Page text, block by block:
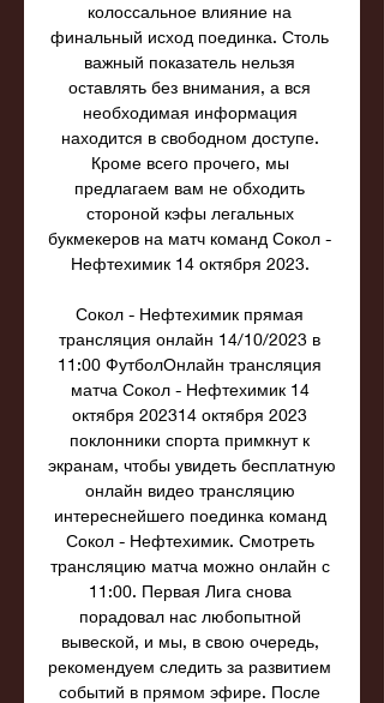
колоссальное влияние на
финальный исход поединка. Столь
важный показатель нельзя
оставлять без внимания, а вся
необходимая информация
находится в свободном доступе.
Кроме всего прочего, мы
предлагаем вам не обходить
стороной кэфы легальных
букмекеров на матч команд Сокол -
Нефтехимик 14 октября 2023.
Сокол - Нефтехимик прямая
трансляция онлайн 14/10/2023 в
11:00 ФутболОнлайн трансляция
матча Сокол - Нефтехимик 14
октября 202314 октября 2023
поклонники спорта примкнут к
экранам, чтобы увидеть бесплатную
онлайн видео трансляцию
интереснейшего поединка команд
Сокол - Нефтехимик. Смотреть
трансляцию матча можно онлайн с
11:00. Первая Лига снова
порадовал нас любопытной
вывеской, и мы, в свою очередь,
рекомендуем следить за развитием
событий в прямом эфире. После